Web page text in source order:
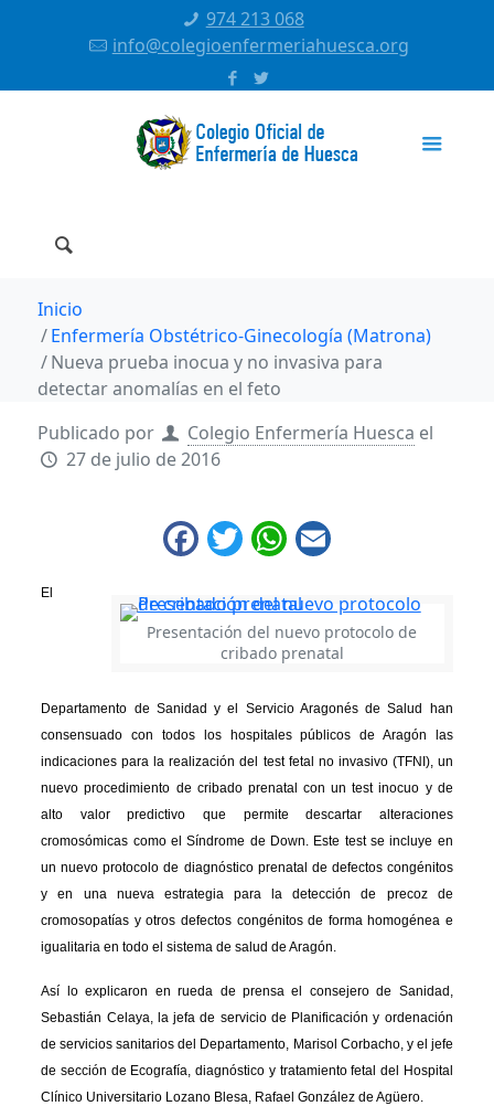
974 213 068
info@colegioenfermeriahuesca.org
Inicio
Enfermería Obstétrico-Ginecología (Matrona)
Nueva prueba inocua y no invasiva para
detectar anomalías en el feto
Publicado por
Colegio Enfermería Huesca el
27 de julio de 2016
Facebook
TwitterWhatsApp
Presentación del nuevo protocolo de
cribado prenatal
El
Departamento de Sanidad y el Servicio Aragonés de Salud han
consensuado con todos los hospitales públicos de Aragón las
indicaciones para la realización del test fetal no invasivo (TFNI), un
nuevo procedimiento de cribado prenatal con un test inocuo y de
alto valor predictivo que permite descartar alteraciones
cromosómicas como el Síndrome de Down. Este test se incluye en
un nuevo protocolo de diagnóstico prenatal de defectos congénitos
y en una nueva estrategia para la detección de precoz de
cromosopatías y otros defectos congénitos de forma homogénea e
igualitaria en todo el sistema de salud de Aragón.
Así lo explicaron en rueda de prensa el consejero de Sanidad,
Sebastián Celaya, la jefa de servicio de Planificación y ordenación
de servicios sanitarios del Departamento, Marisol Corbacho, y el jefe
de sección de Ecografía, diagnóstico y tratamiento fetal del Hospital
Clínico Universitario Lozano Blesa, Rafael González de Agüero.